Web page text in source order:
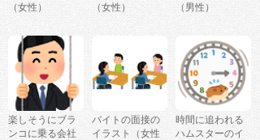
（女性）
（女性）
（男性）
楽しそうにブラ
ンコに乗る会社
バイトの面接の
イラスト（女性
時間に追われる
ハムスターのイ